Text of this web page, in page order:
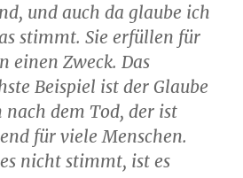
und auch da glaube ich
stimmt. Sie erfüllen für
einen Zweck. Das
Beispiel ist der Glaube
nach dem Tod, der ist
für viele Menschen.
nicht stimmt, ist es